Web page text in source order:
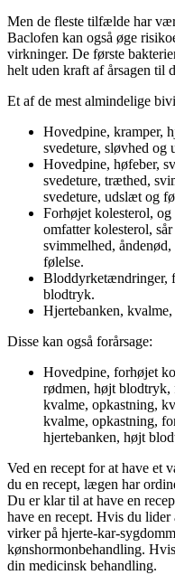
Men de fleste tilfælde har
Baclofen kan også øge
virkninger. De første
helt uden kraft af årsagen til
Et af de mest almindelige
Hovedpine, kramper,
svedeture, sløvhed og
Hovedpine, høfeber,
svedeture, træthed,
svedeture, udslæt og
Forhøjet kolesterol,
omfatter kolesterol,
svimmelhed,
følelse.
Bloddyrketændringer,
blodtryk.
Hjertebanken,
Disse kan også forårsage:
Hovedpine, forhøjet
rødmen, højt blodtryk,
kvalme, opkastning,
kvalme, opkastning,
hjertebanken, højt
Ved en recept for at have et
du en recept, lægen har
Du er klar til at have en
have en recept. Hvis du lider
virker på hjerte-kar-
kønshormonbehandling.
din medicinsk behandling.